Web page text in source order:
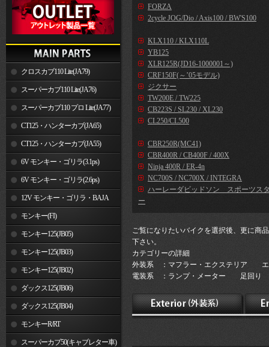
クロスカブ110 Lite(JA79)
スーパーカブ110 Lite(JA76)
スーパーカブ110 プロ Lite(JA77)
CT125・ハンターカブ(JA65)
CT125・ハンターカブ(JA55)
6V モンキー・ゴリラ(3.1ps)
6V モンキー・ゴリラ(2.6ps)
12V モンキー・ゴリラ・BAJA
モンキー(FI)
モンキー125(JB05)
モンキー125(JB03)
モンキー125(JB02)
ダックス125(JB06)
ダックス125(JB04)
モンキーR/RT
スーパーカブ50(キャブレター車)
FORZA
2cycle JOG/Dio / Axis100 / BW'S100
KLX110 / KLX110L
YB125
XLR125R(JD16-1000001～)
CRF150F(～’05モデル)
ジクサー
TW200E / TW225
CB223S / SL230 / XL230
CL250/CL500
CBR250R(MC41)
CBR400R / CB400F / 400X
Ninja 400R / ER-4n
NC700S / NC700X / INTEGRA
ハーレーダビッドソン スポーツス
ー
ご覧になりたいバイクを選択後、更に商
下さい。
カテゴリーの詳細
外装系 ：マフラー・エクステリア エ
電装系 ：ランプ・メーター 足回り